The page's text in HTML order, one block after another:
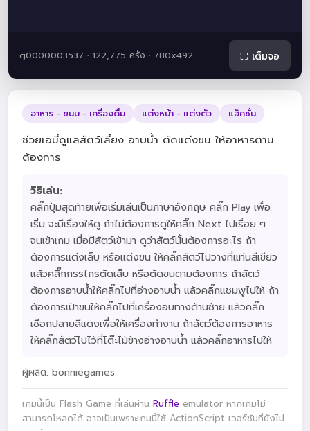
g0000003537 · 122,775 ครั้ง · 780x492 ⛶ เต็มจอ
อาหาร - ขนม - เครื่องดื่ม แต่งหน้า - แต่งตัว แอ็คชั่น
ช่วยเอมี่ดูแลสัตว์เลี้ยง อาบน้ำ ตัดแต่งขน ให้อาหารตาม
ต้องการ
วิธีเล่น:
คลิ๊กปุ่มสุดท้ายเพื่อเริ่มเล่นเป็นภาษาอังกฤษ คลิ๊ก Play เพื่อ
เริ่ม จะมีเรื่องให้ดู ถ้าไม่ต้องการดูให้คลิ๊ก Next ไปเรื่อย ๆ
จนเข้าเกม เมื่อมีสัตว์เข้ามา ดูว่าสัตว์นั้นต้องการอะไร ถ้า
ต้องการแต่งเล็บ หรือแต่งขน ให้คลิ๊กสัตว์ไปวางที่แท่นสีเขียว
แล้วคลิ๊กกรรไกรตัดเล็บ หรือตัดขนตามต้องการ ถ้าสัตว์
ต้องการอาบน้ำให้คลิ๊กไปที่อ่างอาบน้ำ แล้วคลิ๊กแชมพูไปให้ ถ้า
ต้องการเป่าขนให้คลิ๊กไปที่เครื่องอบทางด้านซ้าย แล้วคลิ๊ก
เชือกปลายสีแดงเพื่อให้เครื่องทำงาน ถ้าสัตว์ต้องการอาหาร
ให้คลิ๊กสัตว์ไปไว้ที่โต๊ะไม้ข้างอ่างอาบน้ำ แล้วคลิ๊กอาหารไปให้
ผู้ผลิต: bonniegames
เกมนี้เป็น Flash Game ที่เล่นผ่าน Ruffle emulator หากเกมไม่
สามารถโหลดได้ อาจเป็นเพราะเกมนี้ใช้ ActionScript เวอร์ชันที่ยังไม่